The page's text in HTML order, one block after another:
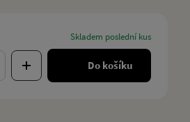
skladem poslední kus
Do košíku